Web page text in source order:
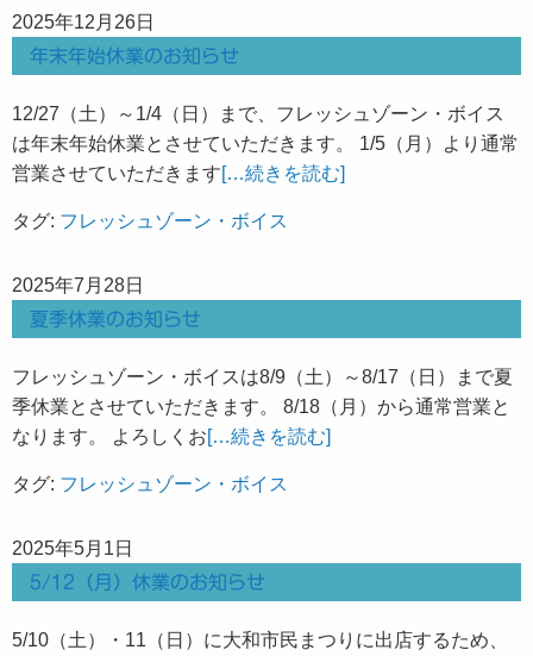
2025年12月26日
年末年始休業のお知らせ
12/27（土）～1/4（日）まで、フレッシュゾーン・ボイス
は年末年始休業とさせていただきます。 1/5（月）より通常
営業させていただきます[…続きを読む]
タグ: フレッシュゾーン・ボイス
2025年7月28日
夏季休業のお知らせ
フレッシュゾーン・ボイスは8/9（土）～8/17（日）まで夏
季休業とさせていただきます。 8/18（月）から通常営業と
なります。 よろしくお[…続きを読む]
タグ: フレッシュゾーン・ボイス
2025年5月1日
5/12（月）休業のお知らせ
5/10（土）・11（日）に大和市民まつりに出店するため、